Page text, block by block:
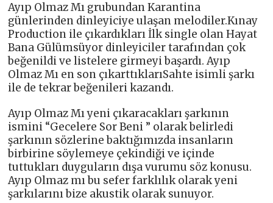
Ayıp Olmaz Mı grubundan Karantina
günlerinden dinleyiciye ulaşan melodiler.Kınay
Production ile çıkardıkları İlk single olan Hayat
Bana Gülümsüyor dinleyiciler tarafından çok
beğenildi ve listelere girmeyi başardı. Ayıp
Olmaz Mı en son çıkarttıklarıSahte isimli şarkı
ile de tekrar beğenileri kazandı.
Ayıp Olmaz Mı yeni çıkaracakları şarkının
ismini “Gecelere Sor Beni ” olarak belirledi
şarkının sözlerine baktığımızda insanların
birbirine söylemeye çekindiği ve içinde
tuttukları duyguların dışa vurumu söz konusu.
Ayıp Olmaz mı bu sefer farklılık olarak yeni
şarkılarını bize akustik olarak sunuyor.